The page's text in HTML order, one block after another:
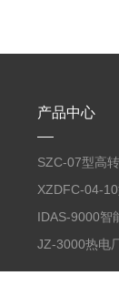
产品中心
SZC-07型高
智能转速表
XZDFC-04-
磁阀控制装置
IDAS-9000智
分散式数据采
（智能数据采
JZ-3000热电
程实时监测